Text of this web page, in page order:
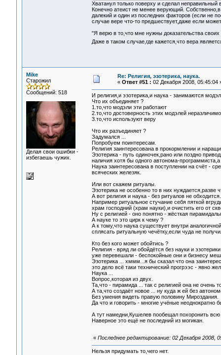
Хватанул только поверху и сделал неправильный
Конечно атеист не менее верующий.
далекий и один из последних факторов (если не
случае вере что-то предшествует,даже если
"Я верю в то,что мне нужны доказательства своих
Даже в таком случае,где кажется,что вера
Mike
Старожил
Сообщений: 518
Делая свои ошибки -
избегаешь чужих.
Re: Религия, эзотерика, наука.
« Ответ #51 : 02 Декабря 2008, 05:45:04
И религия,и эзотерика,и наука - занимаются
Что их объединяет ?
1.то,что модэли эти работают
2.то,что достоверность этих модэлей
3.то,что используют веру
Что их разъединяет ?
Задумался ...
Попробуем поинтересам.
Религия заинтересована в прокормлении и
Эзотерика - путь одиночек,рано или поздно
наличия хотя бы одного автонома-
Наука заинтересована в поступлении на счёт -
всяческих железяк.
Или вот скажем ритуалы.
Эзотерика не особенно то в них нуждается,разве
А вот религия и наука - без ритуалов не обходится.
Например ритуальное стучание себя пяткой
храм господний (храм науки),и очистить его от
Ну с религией - оно понятно - жёсткая
А науке то это цирк к чему ?
А к тому,что наука существует внутри
сплясать ритуальную чечётку,если чуда не
Кто без кого может обойтись ?
Религия - вряд ли обойдётся без науки и
уже перевешали - беспокойные они и бизнесу
Эзотерика ... хммм...я бы сказал что она
это дело всё таки технический прогрээс - явно
Наука ...
Вопрос,которая из двух.
Та,что - пирамида ... так с религией она не очень
А та,что создаёт новое ... ну куда ж ей без
Без умения видеть правую половину Мироздания.
Да что и говорить - многие учёные
А тут намедни,Кушелев пообещал похоронить
Наверное это ещё не последний из могикан.
« Последнее редактирование: 02 Декабря 2008,
Нельзя придумать то,чего нет.